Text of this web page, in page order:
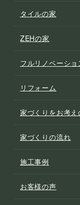
タイルの家
ZEHの家
フルリノベーショ
リフォーム
家づくりをお考え
家づくりの流れ
施工事例
お客様の声